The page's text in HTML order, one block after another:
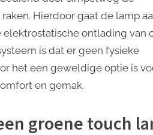
Hierdoor gaat de lamp
ontlading van
is dat er geen fysieke
het een geweldige optie is
en gemak.
groene touch